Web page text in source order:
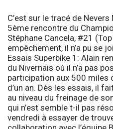
C’est sur le tracé de
5ème rencontre du
Stéphane Cancela, #21
empêchement, il n’a pu se
Essais Superbike 1: Alain
du Nivernais où il n’a pas
participation aux 500 miles
d’un an. Dès les essais, il
au niveau du freinage de
qui n’est semble t-il pas
vendredi à essayer de